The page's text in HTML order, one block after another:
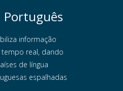
Português
informação
real, dando
de língua
espalhadas